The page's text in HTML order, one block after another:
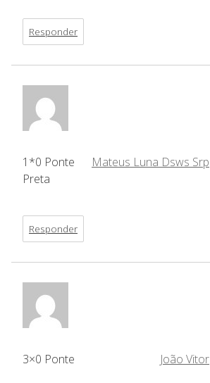
Responder
Mateus Luna Dsws Srp
1*0 Ponte
Preta
Responder
João Vitor
3×0 Ponte